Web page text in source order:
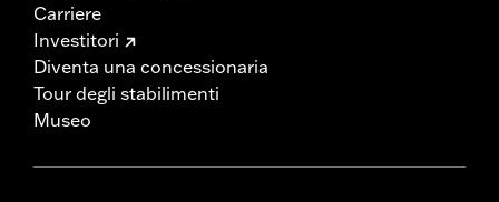
Carriere
Investitori
Diventa una concessionaria
Tour degli stabilimenti
Museo